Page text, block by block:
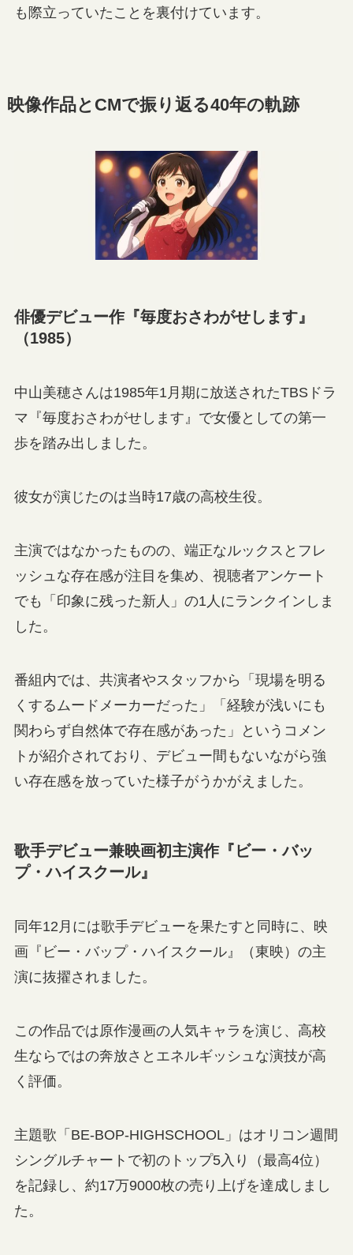
も際立っていたことを裏付けています。
映像作品とCMで振り返る40年の軌跡
俳優デビュー作『毎度おさわがせします』
（1985）
中山美穂さんは1985年1月期に放送されたTBSドラ
マ『毎度おさわがせします』で女優としての第一
歩を踏み出しました。
彼女が演じたのは当時17歳の高校生役。
主演ではなかったものの、端正なルックスとフレ
ッシュな存在感が注目を集め、視聴者アンケート
でも「印象に残った新人」の1人にランクインしま
した。
番組内では、共演者やスタッフから「現場を明る
くするムードメーカーだった」「経験が浅いにも
関わらず自然体で存在感があった」というコメン
トが紹介されており、デビュー間もないながら強
い存在感を放っていた様子がうかがえました。
歌手デビュー兼映画初主演作『ビー・バッ
プ・ハイスクール』
同年12月には歌手デビューを果たすと同時に、映
画『ビー・バップ・ハイスクール』（東映）の主
演に抜擢されました。
この作品では原作漫画の人気キャラを演じ、高校
生ならではの奔放さとエネルギッシュな演技が高
く評価。
主題歌「BE‑BOP‑HIGHSCHOOL」はオリコン週間
シングルチャートで初のトップ5入り（最高4位）
を記録し、約17万9000枚の売り上げを達成しまし
た。